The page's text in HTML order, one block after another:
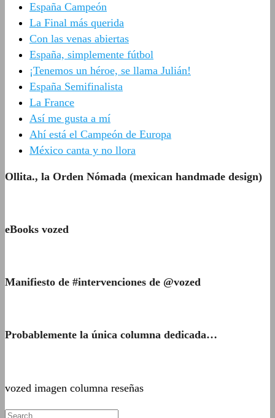
España Campeón
La Final más querida
Con las venas abiertas
España, simplemente fútbol
¡Tenemos un héroe, se llama Julián!
España Semifinalista
La France
Así me gusta a mí
Ahí está el Campeón de Europa
México canta y no llora
Ollita., la Orden Nómada (mexican handmade design)
eBooks vozed
Manifiesto de #intervenciones de @vozed
Probablemente la única columna dedicada…
vozed imagen columna reseñas